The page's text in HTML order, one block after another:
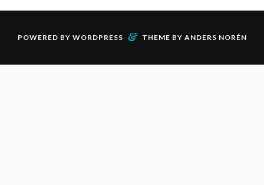
POWERED BY WORDPRESS & THEME BY ANDERS NORÉN